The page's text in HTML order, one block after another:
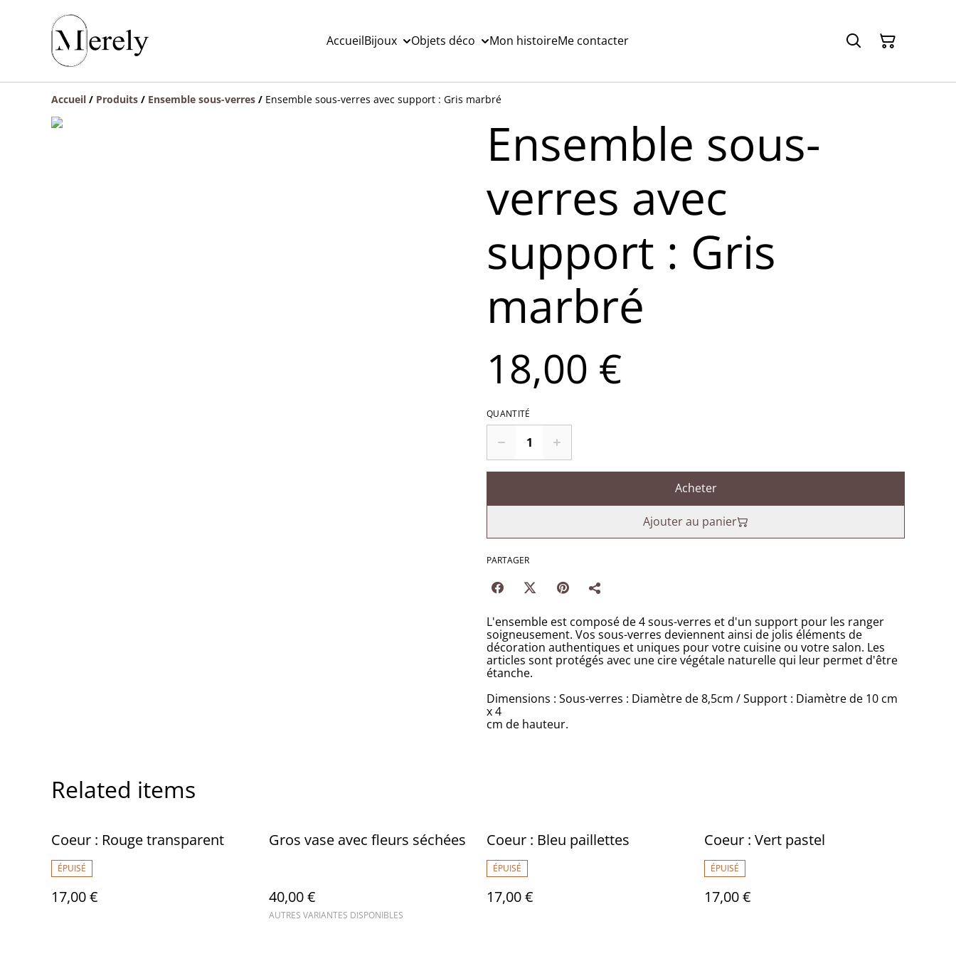
AccueilBijoux Objets déco Mon histoireMe contacter
Accueil / Produits / Ensemble sous-verres / Ensemble sous-verres avec support : Gris marbré
Ensemble sous-
verres avec
support : Gris
marbré
18,00 €
QUANTITÉ
Acheter
Ajouter au panier
PARTAGER
L'ensemble est composé de 4 sous-verres et d'un support pour les ranger
soigneusement. Vos sous-verres deviennent ainsi de jolis éléments de
décoration authentiques et uniques pour votre cuisine ou votre salon. Les
articles sont protégés avec une cire végétale naturelle qui leur permet d'être
étanche.
Dimensions : Sous-verres : Diamètre de 8,5cm / Support : Diamètre de 10 cm
x 4
cm de hauteur.
Related items
Coeur : Rouge transparent
ÉPUISÉ
17,00 €
Gros vase avec fleurs séchées
40,00 €
AUTRES VARIANTES DISPONIBLES
Coeur : Bleu paillettes
ÉPUISÉ
17,00 €
Coeur : Vert pastel
ÉPUISÉ
17,00 €